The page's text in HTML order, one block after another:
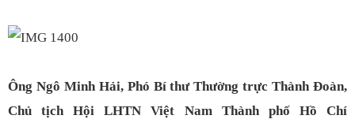
Ông Ngô Minh Hải, Phó Bí thư Thường trực Thành Đoàn,
Chủ tịch Hội LHTN Việt Nam Thành phố Hồ Chí